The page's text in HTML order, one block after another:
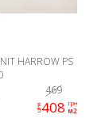
HARROW PS
469
ціна408 грн
м2